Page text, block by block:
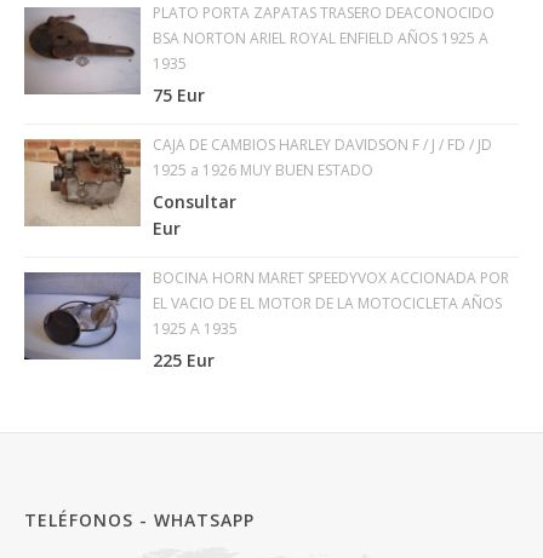
PLATO PORTA ZAPATAS TRASERO DEACONOCIDO
BSA NORTON ARIEL ROYAL ENFIELD AÑOS 1925 A
1935
75 Eur
CAJA DE CAMBIOS HARLEY DAVIDSON F / J / FD / JD
1925 a 1926 MUY BUEN ESTADO
Consultar
Eur
BOCINA HORN MARET SPEEDYVOX ACCIONADA POR
EL VACIO DE EL MOTOR DE LA MOTOCICLETA AÑOS
1925 A 1935
225 Eur
TELÉFONOS - WHATSAPP